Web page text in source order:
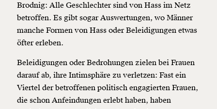
Brodnig: Alle Geschlechter sind von Hass im Netz
betroffen. Es gibt sogar Auswertungen, wo Männer
manche Formen von Hass oder Beleidigungen etwas
öfter erleben.
Beleidigungen oder Bedrohungen zielen bei Frauen
darauf ab, ihre Intimsphäre zu verletzen: Fast ein
Viertel der betroffenen politisch engagierten Frauen,
die schon Anfeindungen erlebt haben, haben